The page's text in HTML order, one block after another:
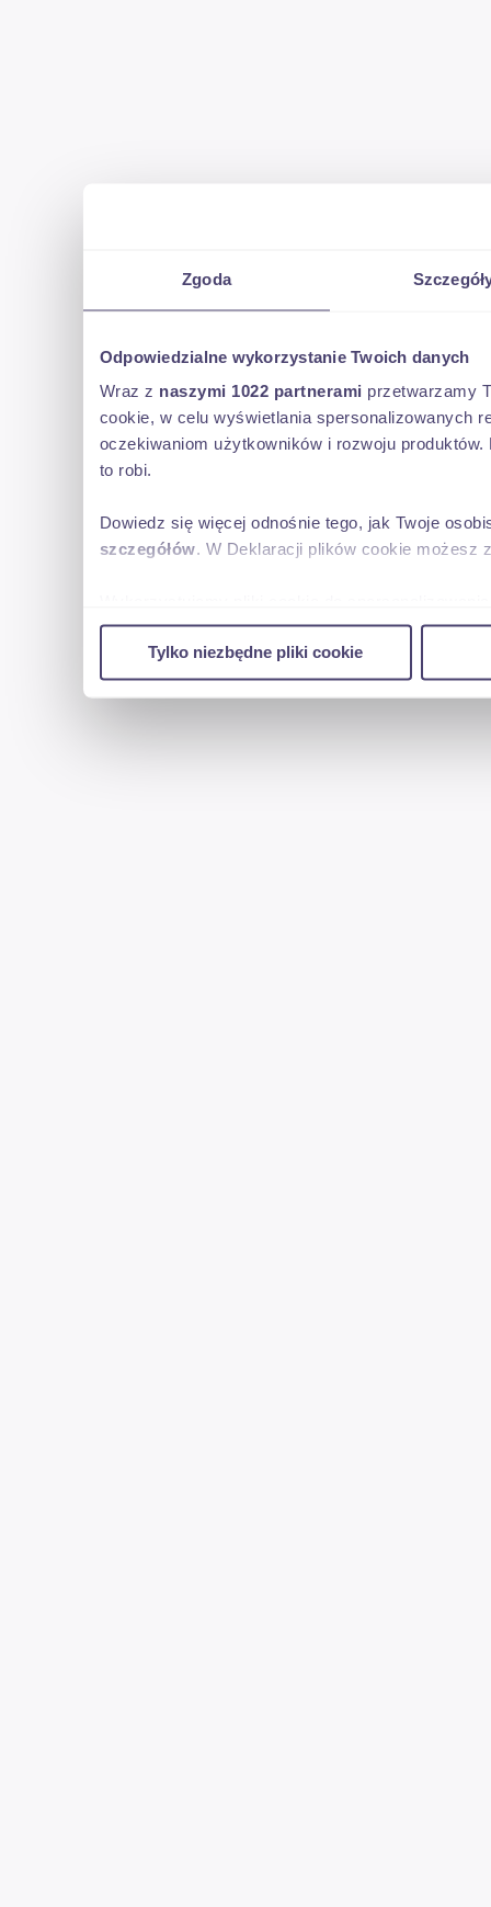
Zgoda
Odpowiedzialne wykorzystanie Twoich danych
Wraz z naszymi 1022 partnerami przetwarzamy
cookie, w celu wyświetlania spersonalizowanych
oczekiwaniom użytkowników i rozwoju
to robi.
Dowiedz się więcej odnośnie tego, jak Twoje
szczegółów. W Deklaracji plików cookie możesz
w naszej witrynie. Informacje o tym, jak
reklamowym i analitycznym. Partnerzy mogą
uzyskanymi podczas korzystania z ich usług.
Tylko niezbędne pliki cookie